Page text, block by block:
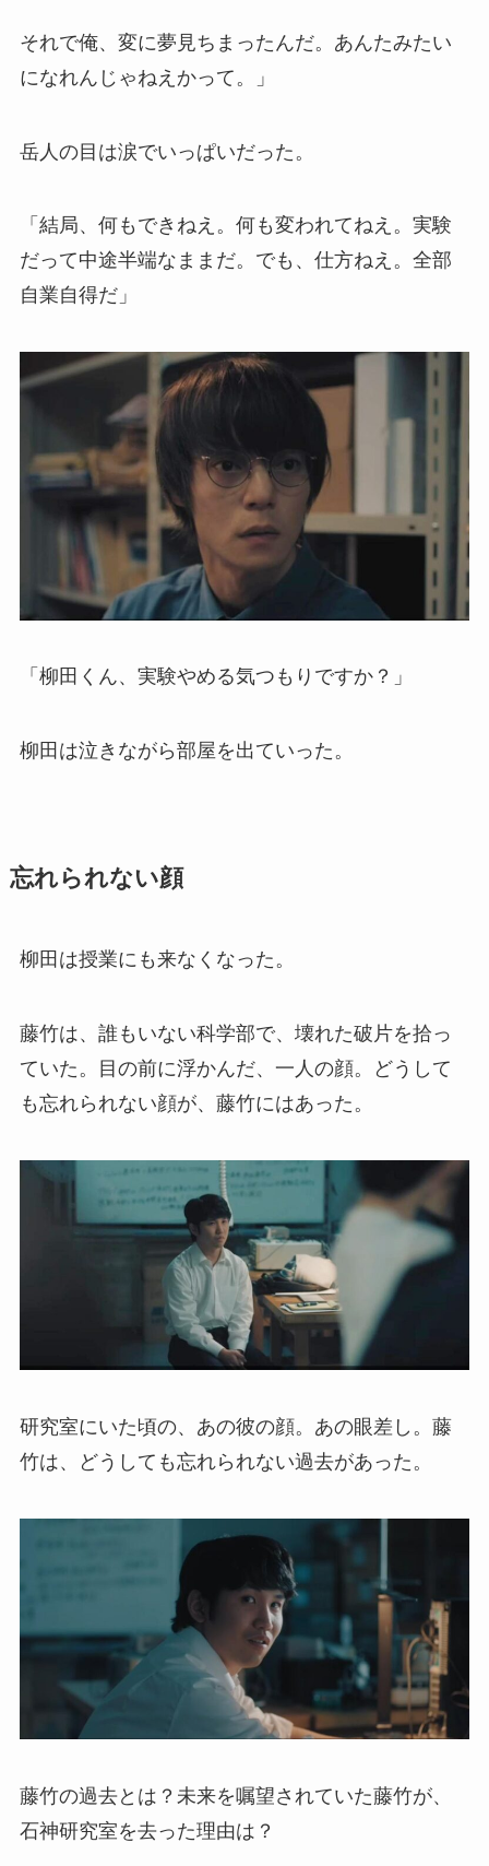
それで俺、変に夢見ちまったんだ。あんたみたい
になれんじゃねえかって。」
岳人の目は涙でいっぱいだった。
「結局、何もできねえ。何も変われてねえ。実験
だって中途半端なままだ。でも、仕方ねえ。全部
自業自得だ」
「柳田くん、実験やめる気つもりですか？」
柳田は泣きながら部屋を出ていった。
忘れられない顔
柳田は授業にも来なくなった。
藤竹は、誰もいない科学部で、壊れた破片を拾っ
ていた。目の前に浮かんだ、一人の顔。どうして
も忘れられない顔が、藤竹にはあった。
研究室にいた頃の、あの彼の顔。あの眼差し。藤
竹は、どうしても忘れられない過去があった。
藤竹の過去とは？未来を嘱望されていた藤竹が、
石神研究室を去った理由は？